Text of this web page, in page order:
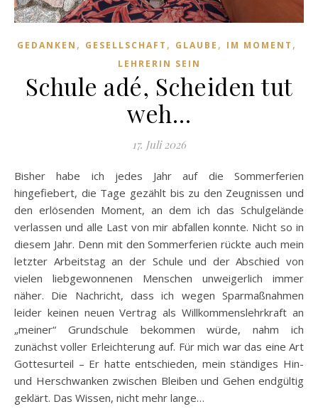
GEDANKEN , GESELLSCHAFT , GLAUBE , IM MOMENT ,
LEHRERIN SEIN
Schule adé, Scheiden tut
weh…
17. Juli 2026
Bisher habe ich jedes Jahr auf die Sommerferien
hingefiebert, die Tage gezählt bis zu den Zeugnissen und
den erlösenden Moment, an dem ich das Schulgelände
verlassen und alle Last von mir abfallen konnte. Nicht so in
diesem Jahr. Denn mit den Sommerferien rückte auch mein
letzter Arbeitstag an der Schule und der Abschied von
vielen liebgewonnenen Menschen unweigerlich immer
näher. Die Nachricht, dass ich wegen Sparmaßnahmen
leider keinen neuen Vertrag als Willkommenslehrkraft an
„meiner“ Grundschule bekommen würde, nahm ich
zunächst voller Erleichterung auf. Für mich war das eine Art
Gottesurteil – Er hatte entschieden, mein ständiges Hin-
und Herschwanken zwischen Bleiben und Gehen endgültig
geklärt. Das Wissen, nicht mehr lange…